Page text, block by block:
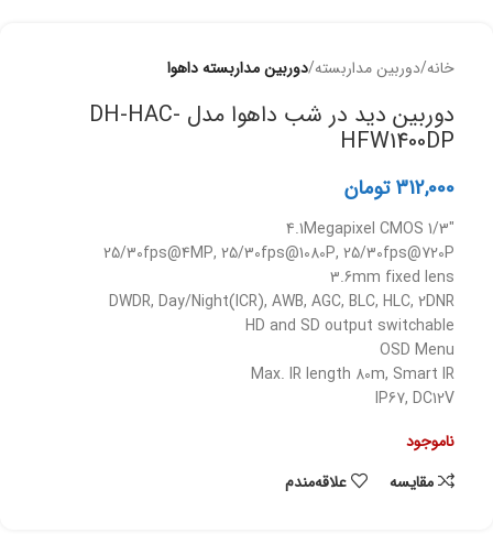
خانه دوربین مداربسته دوربین مداربسته داهوا
دوربین دید در شب داهوا مدل DH-HAC-
HFW1400DP
312,000 تومان
1/3″ 4.1Megapixel CMOS
25/30fps@4MP, 25/30fps@1080P, 25/30fps@720P
3.6mm fixed lens
DWDR, Day/Night(ICR), AWB, AGC, BLC, HLC, 2DNR
HD and SD output switchable
OSD Menu
Max. IR length 80m, Smart IR
IP67, DC12V
ناموجود
مقایسه
علاقه‌مندم